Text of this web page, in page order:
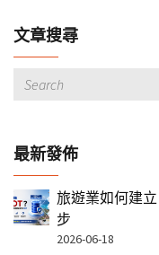
文章搜尋
最新發佈
旅遊業如何建
步
2026-06-18